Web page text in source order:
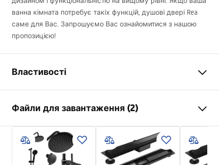
ванна кімната потребує такіх функцій, душові двері Rea
саме для Вас. Запрошуємо Вас ознайомитися з нашою
пропозицією!
Властивості
Розмір дверей
100
Напрямок дверей
Універсальний
Товщина скла
4 мм
Висота душових дверей
190см
Файли для завантаження (2)
Instrukcja montażu
NOWA_Instrukcja_monta__u_Drzwi_ALEX.pdf